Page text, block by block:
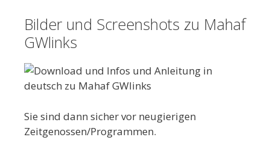
Bilder und Screenshots zu Mahaf
GWlinks
Sie sind dann sicher vor neugierigen
Zeitgenossen/Programmen.